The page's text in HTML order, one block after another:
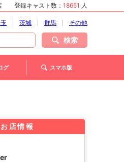
登録キャスト数： 18651 人
茨城 群馬 その他
検索
グ スマホ版
お店情報